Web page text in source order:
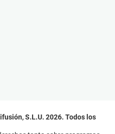
S.L.U. 2026. Todos los